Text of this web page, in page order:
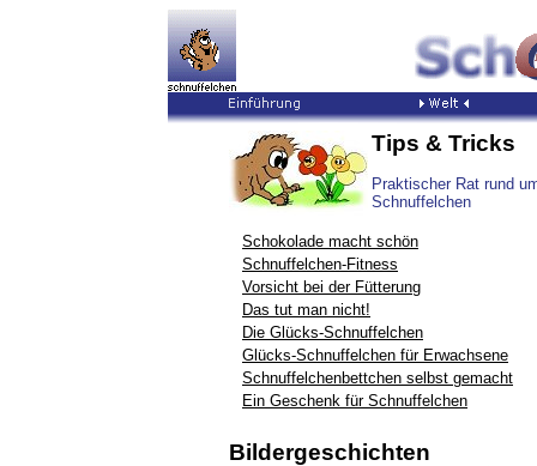
Tips & Tricks
Praktischer Rat rund
Schnuffelchen
Schokolade macht schön
Schnuffelchen-Fitness
Vorsicht bei der Fütterung
Das tut man nicht!
Die Glücks-Schnuffelchen
Glücks-Schnuffelchen für Erwachsene
Schnuffelchenbettchen selbst gemacht
Ein Geschenk für Schnuffelchen
Bildergeschichten